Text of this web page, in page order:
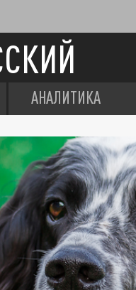
АНАЛИТИКА